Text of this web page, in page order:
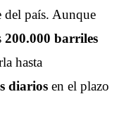
del país. Aunque
200.000 barriles
hasta
diarios en el plazo